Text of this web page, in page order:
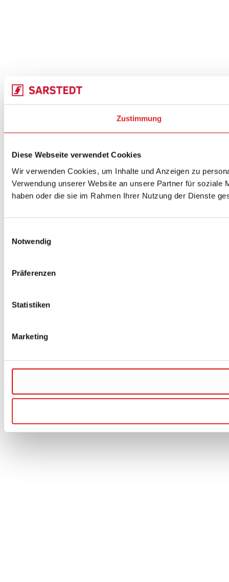
Zustimmung
Diese Webseite verwendet Cookies
Wir verwenden Cookies, um Inhalte und Anzeigen zu
Verwendung unserer Website an unsere Partner für soziale
haben oder die sie im Rahmen Ihrer Nutzung der Dienste
Notwendig
Präferenzen
Statistiken
Marketing